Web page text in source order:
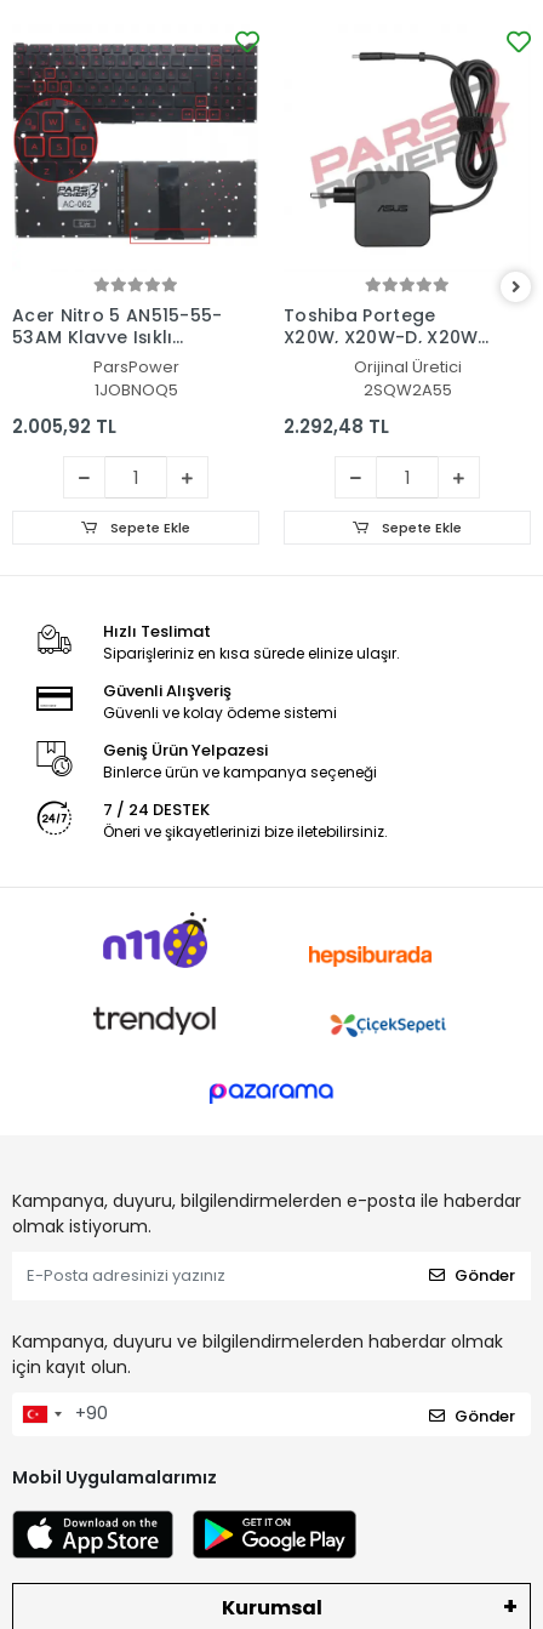
Acer Nitro 5 AN515-55-
53AM Klavye Işıklı
(Siyah TR)ParsPower
1JOBNOQ5
2.005,92 TL
Sepete Ekle
Toshiba Portege
X20W, X20W-D, X20W-
E Adaptör Şarj Aleti-
Orijinal Üretici
2SQW2A55
2.292,48 TL
Sepete Ekle
Hızlı Teslimat
Siparişleriniz en kısa sürede elinize ulaşır.
Güvenli Alışveriş
Güvenli ve kolay ödeme sistemi
Geniş Ürün Yelpazesi
Binlerce ürün ve kampanya seçeneği
7 / 24 DESTEK
Öneri ve şikayetlerinizi bize iletebilirsiniz.
Kampanya, duyuru, bilgilendirmelerden e-posta ile haberdar
olmak istiyorum.
Gönder
Kampanya, duyuru ve bilgilendirmelerden haberdar olmak
için kayıt olun.
Gönder
Mobil Uygulamalarımız
Kurumsal